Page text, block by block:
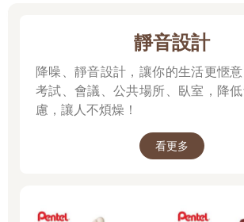
靜音設計
降噪、靜音設計，讓你的生活更愜意
考試、會議、公共場所、臥室，降
慮，讓人不煩燥！
看更多